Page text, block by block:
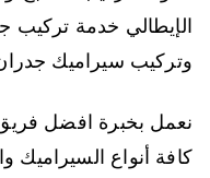
الإيطالي خدمة تركيب
وتركيب سيراميك
نعمل بخبرة افضل
كافة أنواع السيراميك